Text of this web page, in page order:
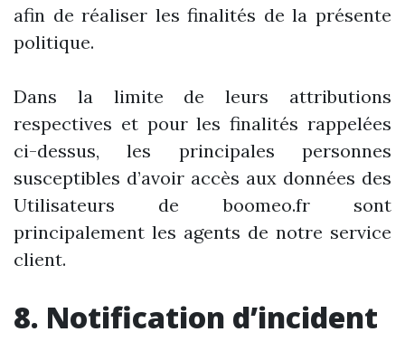
afin de réaliser les finalités de la présente
politique.
Dans la limite de leurs attributions
respectives et pour les finalités rappelées
ci-dessus, les principales personnes
susceptibles d’avoir accès aux données des
Utilisateurs de boomeo.fr sont
principalement les agents de notre service
client.
8. Notification d’incident